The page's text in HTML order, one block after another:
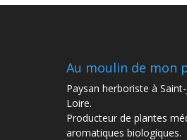
Au moulin de mon
Paysan herboriste à
Loire.
Producteur de plantes
aromatiques biologiques.